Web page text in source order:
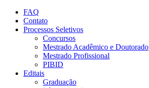
Conteúdo principal
FAQ
Contato
Processos Seletivos
Concursos
Mestrado Acadêmico e Doutorado
Mestrado Profissional
PIBID
Editais
Graduação